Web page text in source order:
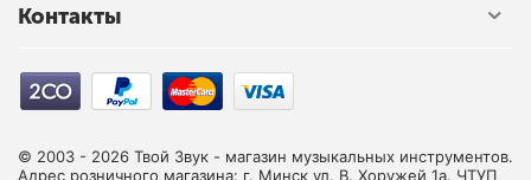
Контакты
© 2003 - 2026 Твой Звук - магазин музыкальных инструментов.
Адрес розничного магазина: г. Минск ул. В. Хоружей 1а. ЧТУП